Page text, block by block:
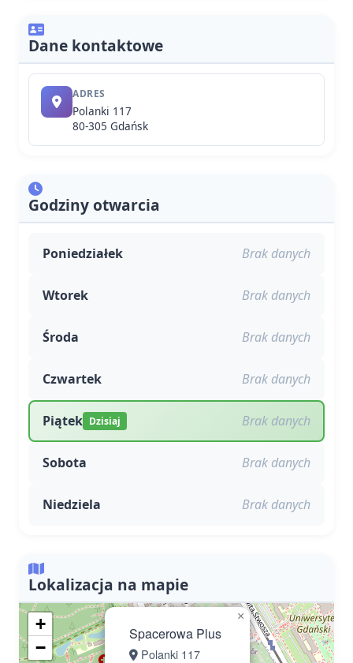
Dane kontaktowe
ADRES
Polanki 117
80-305 Gdańsk
Godziny otwarcia
Poniedziałek Brak danych
Wtorek Brak danych
Środa Brak danych
Czwartek Brak danych
Piątek Dzisiaj Brak danych
Sobota Brak danych
Niedziela Brak danych
Lokalizacja na mapie
Spacerowa Plus
Polanki 117
×
+
−